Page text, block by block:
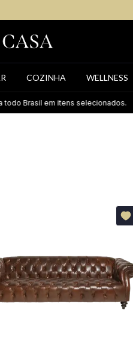
COZINHA WELLNESS
Brasil em itens selecionados.